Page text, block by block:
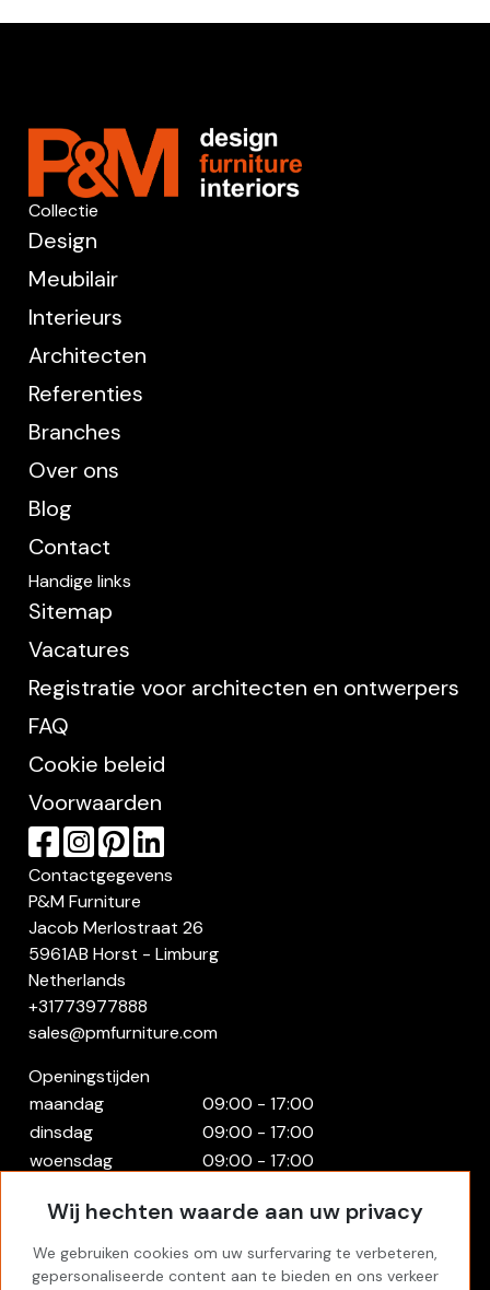
Collectie
Design
Meubilair
Interieurs
Architecten
Referenties
Branches
Over ons
Blog
Contact
Handige links
Sitemap
Vacatures
Registratie voor architecten en ontwerpers
FAQ
Cookie beleid
Voorwaarden
Contactgegevens
P&M Furniture
Jacob Merlostraat 26
5961AB Horst - Limburg
Netherlands
+31773977888
sales@pmfurniture.com
Openingstijden
maandag
09:00 - 17:00
dinsdag
09:00 - 17:00
woensdag
09:00 - 17:00
vrijdag
09:00 - 17:00
zaterdag
Gesloten
zondag
Gesloten
Wij hechten waarde aan uw privacy
We gebruiken cookies om uw surfervaring te verbeteren,
gepersonaliseerde content aan te bieden en ons verkeer